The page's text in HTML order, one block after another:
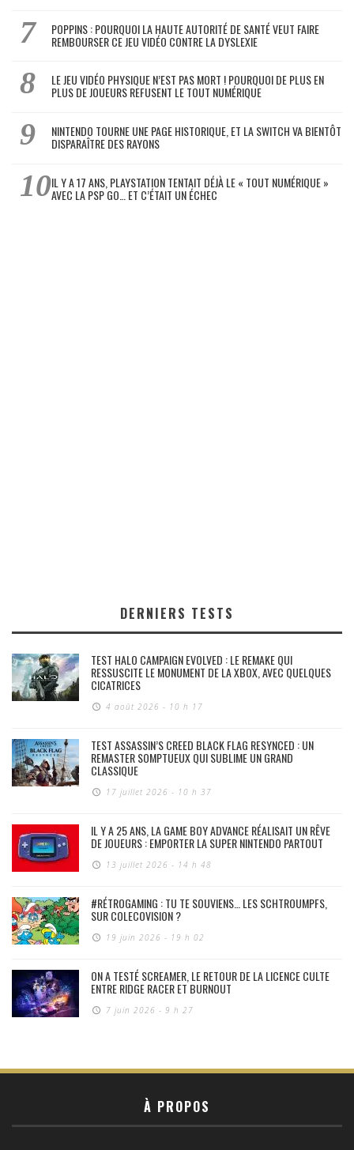
POPPINS : POURQUOI LA HAUTE AUTORITÉ DE SANTÉ VEUT FAIRE
REMBOURSER CE JEU VIDÉO CONTRE LA DYSLEXIE
LE JEU VIDÉO PHYSIQUE N’EST PAS MORT ! POURQUOI DE PLUS EN
PLUS DE JOUEURS REFUSENT LE TOUT NUMÉRIQUE
NINTENDO TOURNE UNE PAGE HISTORIQUE, ET LA SWITCH VA BIENTÔT
DISPARAÎTRE DES RAYONS
IL Y A 17 ANS, PLAYSTATION TENTAIT DÉJÀ LE « TOUT NUMÉRIQUE »
AVEC LA PSP GO… ET C’ÉTAIT UN ÉCHEC
DERNIERS TESTS
TEST HALO CAMPAIGN EVOLVED : LE REMAKE QUI
RESSUSCITE LE MONUMENT DE LA XBOX, AVEC QUELQUES
CICATRICES
4 août 2026 - 10 h 17
TEST ASSASSIN’S CREED BLACK FLAG RESYNCED : UN
REMASTER SOMPTUEUX QUI SUBLIME UN GRAND
CLASSIQUE
17 juillet 2026 - 10 h 37
IL Y A 25 ANS, LA GAME BOY ADVANCE RÉALISAIT UN RÊVE
DE JOUEURS : EMPORTER LA SUPER NINTENDO PARTOUT
13 juillet 2026 - 14 h 48
#RÉTROGAMING : TU TE SOUVIENS… LES SCHTROUMPFS,
SUR COLECOVISION ?
19 juin 2026 - 19 h 02
ON A TESTÉ SCREAMER, LE RETOUR DE LA LICENCE CULTE
ENTRE RIDGE RACER ET BURNOUT
7 juin 2026 - 9 h 27
À PROPOS